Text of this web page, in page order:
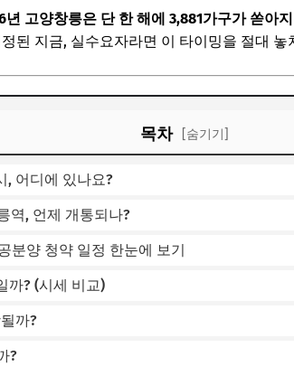
년 고양창릉은 단 한 해에 3,881가구가 쏟아
된 지금, 실수요자라면 이 타이밍을 절대 놓
목차 [숨기기]
어디에 있나요?
역, 언제 개통되나?
분양 청약 일정 한눈에 보기
까? (시세 비교)
까?
?